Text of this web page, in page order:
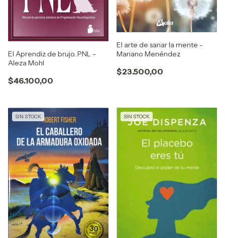
El Aprendiz de brujo. PNL -
Aleza Mohl
$46.100,00
El arte de sanar la mente -
Mariano Menéndez
$23.500,00
SIN STOCK SIN STOCK